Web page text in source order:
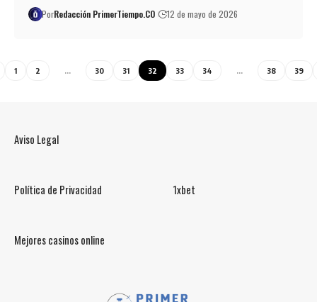
PorRedacción PrimerTiempo.CO 12 de mayo de 2026
1 2 … 30 31 32 33 34 … 38 39
Aviso Legal
Política de Privacidad 1xbet
Mejores casinos online